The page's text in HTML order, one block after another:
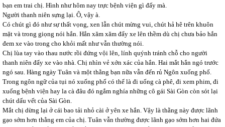
bạn em trai chị. Hình như hôm nay trực bệnh viện gì đấy mà.
Người thanh niên sựng lại. Ô, vậy à.
Có chút gì đó như sự thất vọng, xen lẫn chút mừng vui, chút hả hê trên khuôn
mặt và trong giọng nói hắn. Hắn xăm xăm đẩy xe lên thềm dù chị chưa bảo hắn
đem xe vào trong cho khỏi mất như vẫn thường nói.
Chị lùa tay vào thau nước rồi đứng vội lên, lính quýnh tránh chỗ cho người
thanh niên đẩy xe vào nhà. Chị nhìn vẻ xớn xác của hắn. Hai mắt hắn ngó trước
ngó sau. Hàng ngày Tuân và một thằng bạn nữa vẫn đến rủ Ngôn xuống phố.
Trong ngôn ngữ của tụi nó xuống phố có thể là đi uống cà phê, đi xem phim, đi
xuống bệnh viện hay la cà đâu đó ngắm nghía những cô gái Sài Gòn còn sót lại
chút dấu vết của Sài Gòn.
Mắt chị dừng lại ở cái bao tải nhỏ cài ở yên xe hắn. Vậy là thằng này được lãnh
gạo sớm hơn thằng em của chị. Tuân vẫn thường được lãnh gạo sớm hơn hai đứa